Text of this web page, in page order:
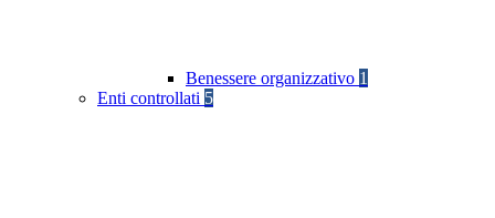
Benessere organizzativo 1
Enti controllati 5